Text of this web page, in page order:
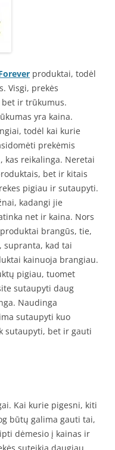
produktai, todėl
Visgi, prekės
ir trūkumus.
yra kaina.
todėl kai kurie
prekėmis
kas reikalinga. Neretai
bet ir kitais
pigiau ir sutaupyti.
kadangi jie
net ir kaina. Nors
brangūs, tie,
supranta, kad tai
kainuoja brangiau.
pigiau, tuomet
sutaupyti daug
Naudinga
sutaupyti kuo
sutaupyti, bet ir gauti
Kai kurie pigesni, kiti
būtų galima gauti tai,
dėmesio į kainas ir